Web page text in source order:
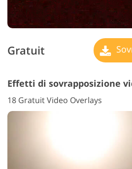
Gratuit
Effetti di sovrapposizione
18 Gratuit Video Overlays